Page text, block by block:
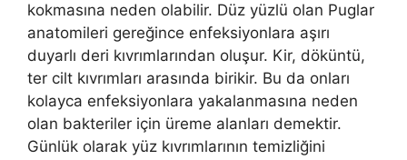
kokmasına neden olabilir. Düz yüzlü olan Puglar
anatomileri gereğince enfeksiyonlara aşırı
duyarlı deri kıvrımlarından oluşur. Kir, döküntü,
ter cilt kıvrımları arasında birikir. Bu da onları
kolayca enfeksiyonlara yakalanmasına neden
olan bakteriler için üreme alanları demektir.
Günlük olarak yüz kıvrımlarının temizliğini